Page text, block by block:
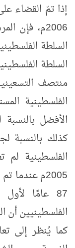
إذا تمّ القضاء
2006م،
السلطة
السلطة
منتصف
الفلسطينية
الأفضل بالنسبة
كذلك بالنسبة
الفلسطينية لم
2005م
87 عامًا
الفلسطينيين أن
كما يُنظر إلى